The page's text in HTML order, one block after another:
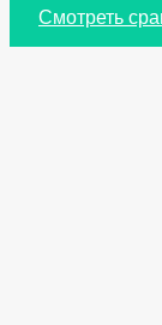
Смотреть